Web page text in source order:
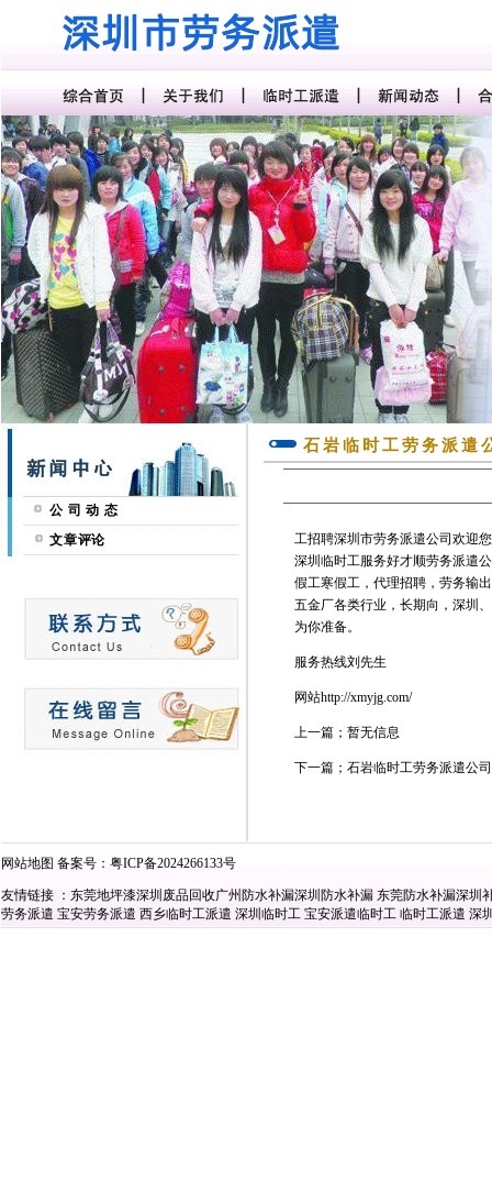
公 司 动 态
文章评论
石岩临时工劳务派遣
工招聘深圳市劳务派遣公司欢迎
深圳临时工服务好才顺劳务派遣
假工寒假工，代理招聘，劳务输
五金厂各类行业，长期向，深圳
为你准备。
服务热线刘先生
网站http://xmyjg.com/
上一篇；暂无信息
下一篇；石岩临时工劳务派遣公司
网站地图 备案号： 粤ICP备2024266133号
友情链接 ： 东莞地坪漆深圳废品回收广州防水补漏深圳防水补漏 东莞防水补漏深圳
劳务派遣 宝安劳务派遣 西乡临时工派遣 深圳临时工 宝安派遣临时工 临时工派遣 深